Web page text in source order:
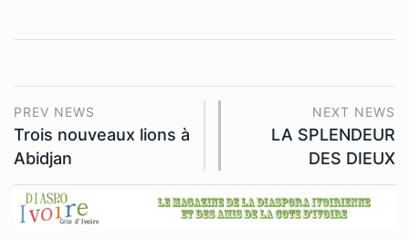
PREV NEWS
Trois nouveaux lions à
Abidjan
NEXT NEWS
LA SPLENDEUR
DES DIEUX